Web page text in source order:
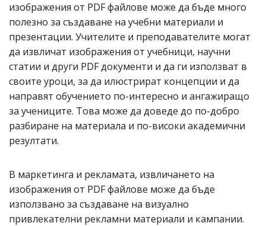
изображения от PDF файлове може да бъде много
полезно за създаване на учебни материали и
презентации. Учителите и преподавателите могат
да извличат изображения от учебници, научни
статии и други PDF документи и да ги използват в
своите уроци, за да илюстрират концепции и да
направят обучението по-интересно и ангажиращо
за учениците. Това може да доведе до по-добро
разбиране на материала и по-високи академични
резултати.
В маркетинга и рекламата, извличането на
изображения от PDF файлове може да бъде
използвано за създаване на визуално
привлекателни рекламни материали и кампании.